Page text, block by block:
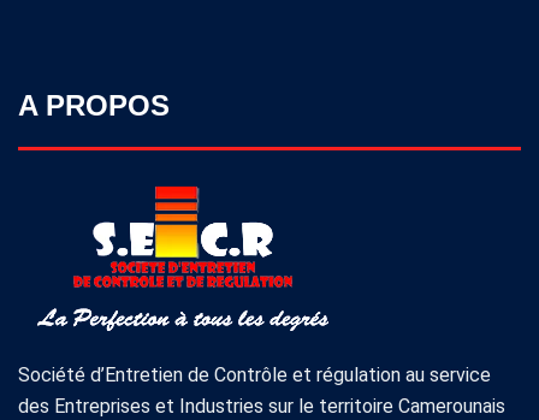
A PROPOS
Société d’Entretien de Contrôle et régulation au service
des Entreprises et Industries sur le territoire Camerounais